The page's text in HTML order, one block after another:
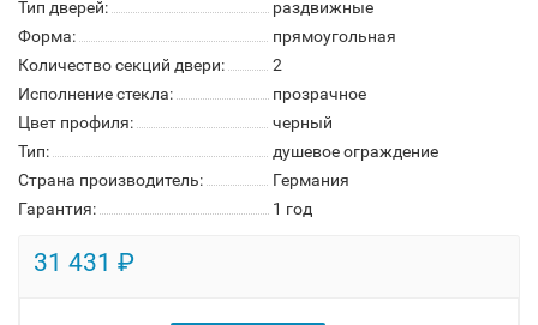
Тип дверей:
раздвижные
Форма:
прямоугольная
Количество секций двери:
2
Исполнение стекла:
прозрачное
Цвет профиля:
черный
Тип:
душевое ограждение
Страна производитель:
Германия
Гарантия:
1 год
31 431 ₽